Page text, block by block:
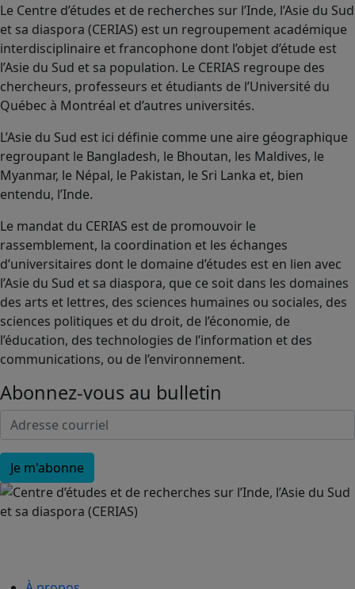
Le Centre d’études et de recherches sur l’Inde, l’Asie du Sud
et sa diaspora (CERIAS) est un regroupement académique
interdisciplinaire et francophone dont l’objet d’étude est
l’Asie du Sud et sa population. Le CERIAS regroupe des
chercheurs, professeurs et étudiants de l’Université du
Québec à Montréal et d’autres universités.
L’Asie du Sud est ici définie comme une aire géographique
regroupant le Bangladesh, le Bhoutan, les Maldives, le
Myanmar, le Népal, le Pakistan, le Sri Lanka et, bien
entendu, l’Inde.
Le mandat du CERIAS est de promouvoir le
rassemblement, la coordination et les échanges
d’universitaires dont le domaine d’études est en lien avec
l’Asie du Sud et sa diaspora, que ce soit dans les domaines
des arts et lettres, des sciences humaines ou sociales, des
sciences politiques et du droit, de l’économie, de
l’éducation, des technologies de l’information et des
communications, ou de l’environnement.
Abonnez-vous au bulletin